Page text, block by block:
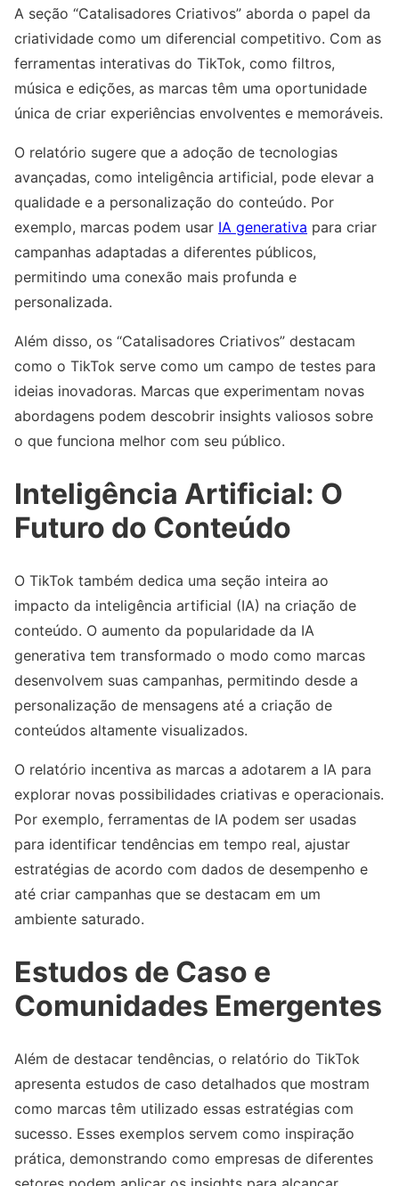
A seção “Catalisadores Criativos” aborda o papel da
criatividade como um diferencial competitivo. Com as
ferramentas interativas do TikTok, como filtros,
música e edições, as marcas têm uma oportunidade
única de criar experiências envolventes e memoráveis.
O relatório sugere que a adoção de tecnologias
avançadas, como inteligência artificial, pode elevar a
qualidade e a personalização do conteúdo. Por
exemplo, marcas podem usar IA generativa para criar
campanhas adaptadas a diferentes públicos,
permitindo uma conexão mais profunda e
personalizada.
Além disso, os “Catalisadores Criativos” destacam
como o TikTok serve como um campo de testes para
ideias inovadoras. Marcas que experimentam novas
abordagens podem descobrir insights valiosos sobre
o que funciona melhor com seu público.
Inteligência Artificial: O
Futuro do Conteúdo
O TikTok também dedica uma seção inteira ao
impacto da inteligência artificial (IA) na criação de
conteúdo. O aumento da popularidade da IA
generativa tem transformado o modo como marcas
desenvolvem suas campanhas, permitindo desde a
personalização de mensagens até a criação de
conteúdos altamente visualizados.
O relatório incentiva as marcas a adotarem a IA para
explorar novas possibilidades criativas e operacionais.
Por exemplo, ferramentas de IA podem ser usadas
para identificar tendências em tempo real, ajustar
estratégias de acordo com dados de desempenho e
até criar campanhas que se destacam em um
ambiente saturado.
Estudos de Caso e
Comunidades Emergentes
Além de destacar tendências, o relatório do TikTok
apresenta estudos de caso detalhados que mostram
como marcas têm utilizado essas estratégias com
sucesso. Esses exemplos servem como inspiração
prática, demonstrando como empresas de diferentes